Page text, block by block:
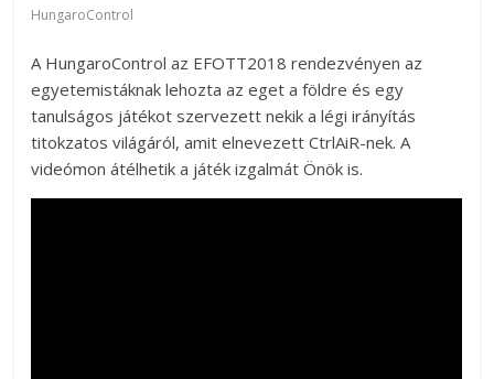
HungaroControl
A HungaroControl az EFOTT2018 rendezvényen az
egyetemistáknak lehozta az eget a földre és egy
tanulságos játékot szervezett nekik a légi irányítás
titokzatos világáról, amit elnevezett CtrlAiR-nek. A
videómon átélhetik a játék izgalmát Önök is.